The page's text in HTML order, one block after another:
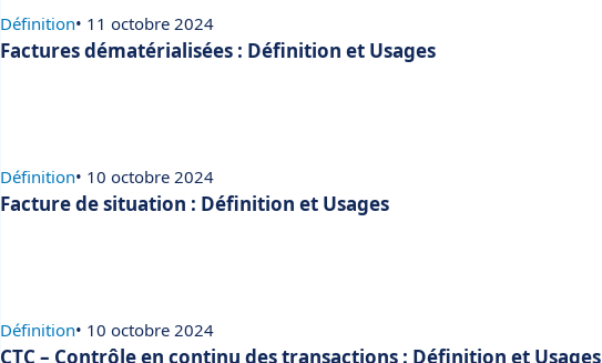
Définition• 11 octobre 2024
Factures dématérialisées : Définition et Usages
Définition• 10 octobre 2024
Facture de situation : Définition et Usages
Définition• 10 octobre 2024
CTC – Contrôle en continu des transactions : Définition et Usages